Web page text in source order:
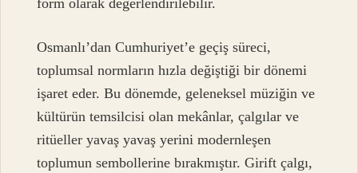
Osmanlı’dan Cumhuriyet’e geçiş süreci,
toplumsal normların hızla değiştiği bir dönemi
işaret eder. Bu dönemde, geleneksel müziğin ve
kültürün temsilcisi olan mekânlar, çalgılar ve
ritüeller yavaş yavaş yerini modernleşen
toplumun sembollerine bırakmıştır. Girift çalgı,